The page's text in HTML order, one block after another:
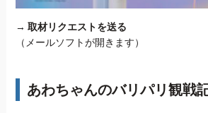
→ 取材リクエストを送る
（メールソフトが開きます）
あわちゃんのバリパリ観戦